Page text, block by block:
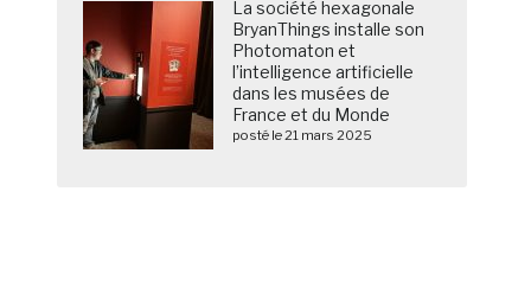
La société hexagonale
BryanThings installe son
Photomaton et
l’intelligence artificielle
dans les musées de
France et du Monde
posté le 21 mars 2025